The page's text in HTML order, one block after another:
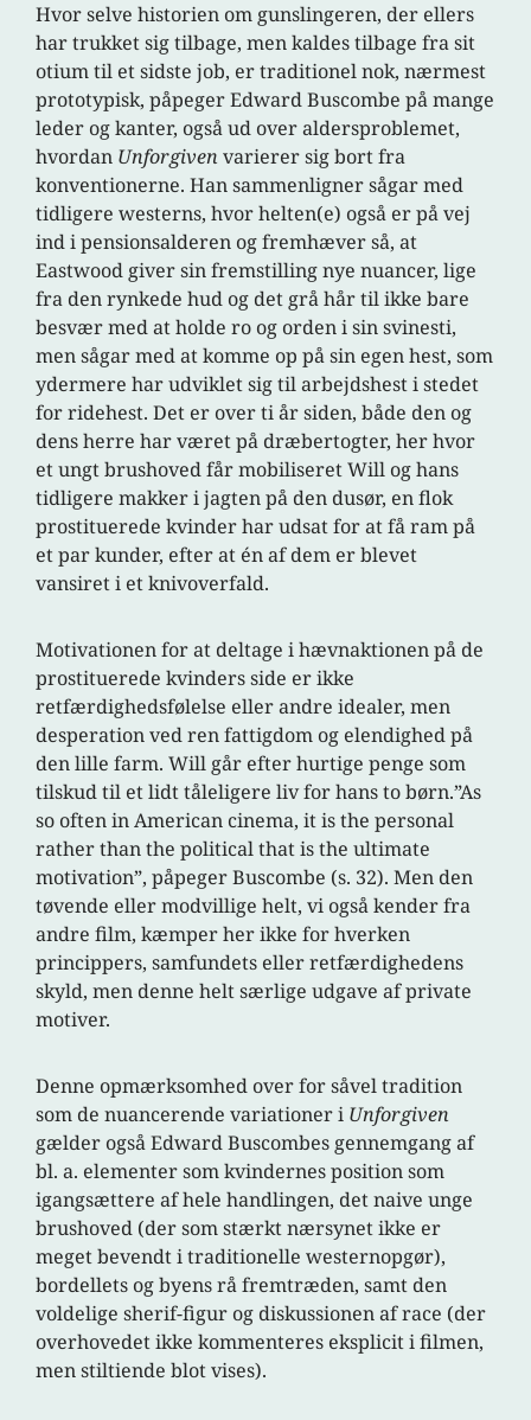
Hvor selve historien om gunslingeren, der ellers
har trukket sig tilbage, men kaldes tilbage fra sit
otium til et sidste job, er traditionel nok, nærmest
prototypisk, påpeger Edward Buscombe på mange
leder og kanter, også ud over aldersproblemet,
hvordan Unforgivenvarierer sig bort fra
konventionerne. Han sammenligner sågar med
tidligere westerns, hvor helten(e) også er på vej
ind i pensionsalderen og fremhæver så, at
Eastwood giver sin fremstilling nye nuancer, lige
fra den rynkede hud og det grå hår til ikke bare
besvær med at holde ro og orden i sin svinesti,
men sågar med at komme op på sin egen hest, som
ydermere har udviklet sig til arbejdshest i stedet
for ridehest. Det er over ti år siden, både den og
dens herre har været på dræbertogter, her hvor
et ungt brushoved får mobiliseret Will og hans
tidligere makker i jagten på den dusør, en flok
prostituerede kvinder har udsat for at få ram på
et par kunder, efter at én af dem er blevet
vansiret i et knivoverfald.
Motivationen for at deltage i hævnaktionen på de
prostituerede kvinders side er ikke
retfærdighedsfølelse eller andre idealer, men
desperation ved ren fattigdom og elendighed på
den lille farm. Will går efter hurtige penge som
tilskud til et lidt tåleligere liv for hans to børn.”As
so often in American cinema, it is the personal
rather than the political that is the ultimate
motivation”, påpeger Buscombe (s. 32). Men den
tøvende eller modvillige helt, vi også kender fra
andre film, kæmper her ikke for hverken
princippers, samfundets eller retfærdighedens
skyld, men denne helt særlige udgave af private
motiver.
Denne opmærksomhed over for såvel tradition
som de nuancerende variationer i Unforgiven
gælder også Edward Buscombes gennemgang af
bl. a. elementer som kvindernes position som
igangsættere af hele handlingen, det naive unge
brushoved (der som stærkt nærsynet ikke er
meget bevendt i traditionelle westernopgør),
bordellets og byens rå fremtræden, samt den
voldelige sherif-figur og diskussionen af race (der
overhovedet ikke kommenteres eksplicit i filmen,
men stiltiende blot vises).